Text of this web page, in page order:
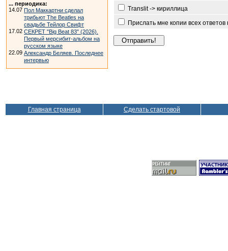
... периодика:
14.07 Пол Маккартни сделал
трибьют The Beatles на
свадьбе Тейлор Свифт
17.02 СЕКРЕТ "Big Beat 83" (2026).
Первый мерсибит-альбом на
русском языке
22.09 Александр Беляев. Последнее
интервью
Translit -> кириллица
Прислать мне копии всех
Главная страница Сделать стартовой